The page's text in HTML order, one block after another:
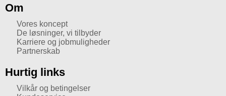
Om
Vores koncept
De løsninger, vi tilbyder
Karriere og jobmuligheder
Partnerskab
Hurtig links
Vilkår og betingelser